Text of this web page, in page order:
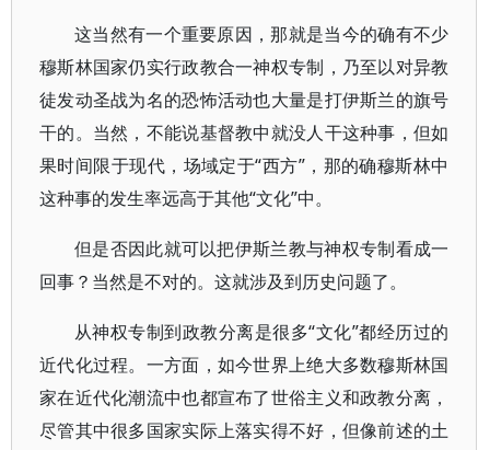
这当然有一个重要原因，那就是当今的确有不少
穆斯林国家仍实行政教合一神权专制，乃至以对异教
徒发动圣战为名的恐怖活动也大量是打伊斯兰的旗号
干的。当然，不能说基督教中就没人干这种事，但如
果时间限于现代，场域定于“西方”，那的确穆斯林中
这种事的发生率远高于其他“文化”中。
但是否因此就可以把伊斯兰教与神权专制看成一
回事？当然是不对的。这就涉及到历史问题了。
从神权专制到政教分离是很多“文化”都经历过的
近代化过程。一方面，如今世界上绝大多数穆斯林国
家在近代化潮流中也都宣布了世俗主义和政教分离，
尽管其中很多国家实际上落实得不好，但像前述的土